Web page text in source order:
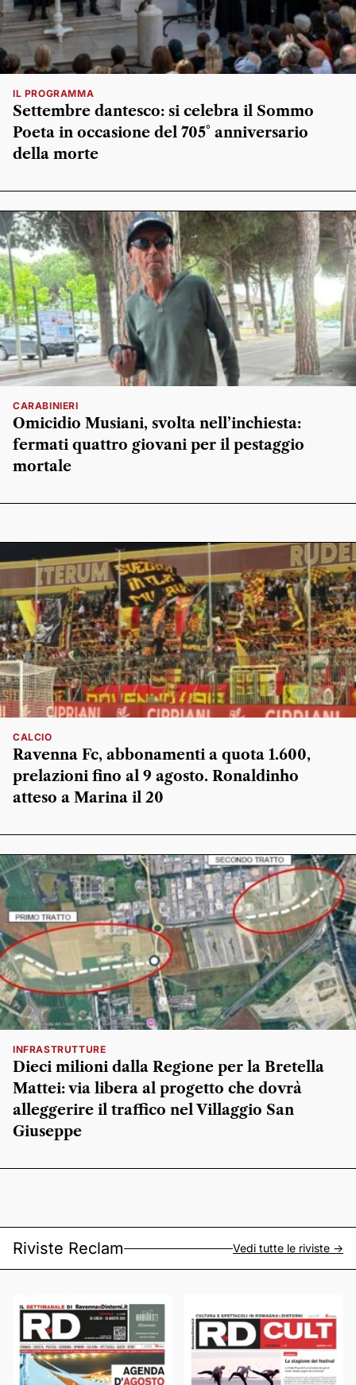
IL PROGRAMMA
Settembre dantesco: si celebra il Sommo
Poeta in occasione del 705° anniversario
della morte
CARABINIERI
Omicidio Musiani, svolta nell’inchiesta:
fermati quattro giovani per il pestaggio
mortale
CALCIO
Ravenna Fc, abbonamenti a quota 1.600,
prelazioni fino al 9 agosto. Ronaldinho
atteso a Marina il 20
INFRASTRUTTURE
Dieci milioni dalla Regione per la Bretella
Mattei: via libera al progetto che dovrà
alleggerire il traffico nel Villaggio San
Giuseppe
Riviste Reclam Vedi tutte le riviste ->